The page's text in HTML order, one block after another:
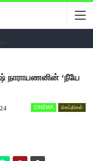
நாராயணனின் ‘நீயே
CINEMA செய்திகள்